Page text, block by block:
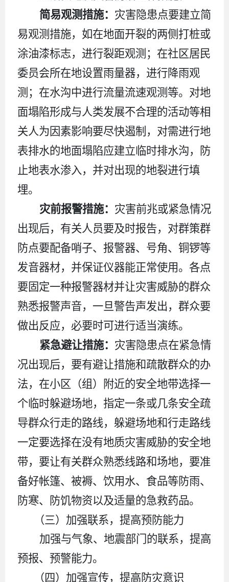
简易观测措施： 灾害隐患点要建立简
易观测措施，如在地面开裂的两侧打桩或
涂油漆标志，进行裂距观测；在社区居民
委员会所在地设置雨量器，进行降雨观
测；在水沟中进行流量流速观测等。对地
面塌陷形成与人类发展不合理的活动等相
关人为因素影响要尽快遏制，对需进行地
表排水的地面塌陷应建立临时排水沟，防
止地表水渗入，并对出现的地裂进行填
埋。
灾前报警措施： 灾害前兆或紧急情况
出现后，有关人员要及时报告，对群策群
防点要配备哨子、报警器、号角、铜锣等
发音器材，并保证仪器能正常使用。各点
要固定一种报警器材并让灾害威胁的群众
熟悉报警声音，一旦警告声发出，群众要
做出反应，必要时可进行适当演练。
紧急避让措施： 灾害隐患点在紧急情
况出现后，要有避让措施和疏散群众的办
法，在小区（组）附近的安全地带选择一
个临时躲避场地，指定一条或几条安全疏
导群众行走的路线，躲避场地和行走路线
一定要选择在没有地质灾害威胁的安全地
带，要让有关群众熟悉线路和场地，要准
备好帐篷、被褥、饮用水、食品等防雨、
防寒、防饥物资以及适量的急救药品。
（三）加强联系，提高预防能力
加强与气象、地震部门的联系，提高
预报、预警能力。
（四）加强宣传，提高防灾意识